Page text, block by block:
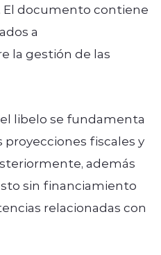
El documento contiene
a
la gestión de las
libelo se fundamenta
fiscales y
además
sin financiamiento
relacionadas con